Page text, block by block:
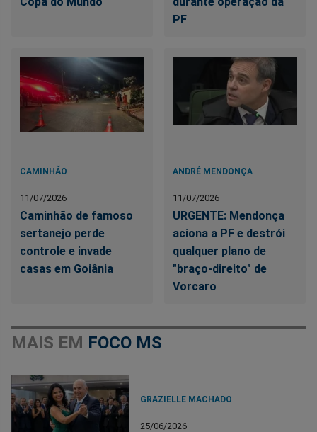
PF
CAMINHÃO
11/07/2026
Caminhão de famoso
sertanejo perde
controle e invade
casas em Goiânia
ANDRÉ MENDONÇA
11/07/2026
URGENTE: Mendonça
aciona a PF e destrói
qualquer plano de
"braço-direito" de
Vorcaro
MAIS EM FOCO MS
GRAZIELLE MACHADO
25/06/2026